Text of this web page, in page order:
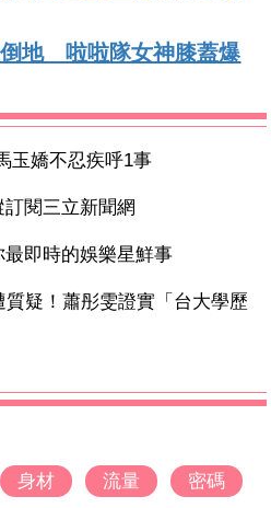
地 啦啦隊女神膝蓋爆
玉嬌不忍疾呼1事
閱三立新聞網
即時的娛樂星鮮事
疑！蕭彤雯證實「台大學歷
身材 流量 密碼